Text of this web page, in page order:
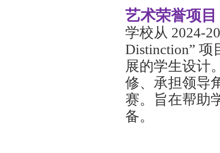
艺术荣誉项目
学校从 2024-
Distinction”
展的学生设计
修、承担领导
赛。旨在帮助
备。